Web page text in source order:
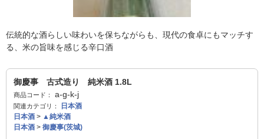
伝統的な酒らしい味わいを保ちながらも、現代の食卓にもマッチす
る、米の旨味を感じる辛口酒
御慶事 古式造り 純米酒 1.8L
商品コード： a-g-k-j
関連カテゴリ：
日本酒
日本酒 > ▲純米酒
日本酒 > 御慶事(茨城)